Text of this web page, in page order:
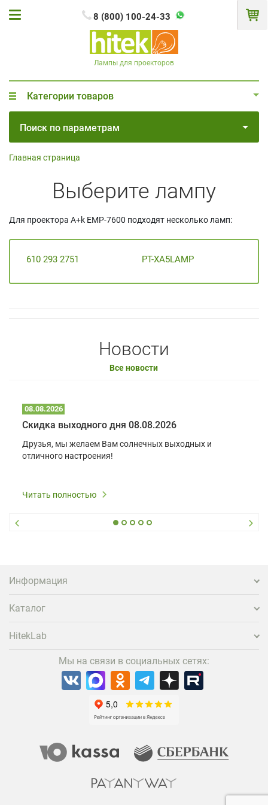
8 (800) 100-24-33
Лампы для проекторов
Категории товаров
Поиск по параметрам
Главная страница
Выберите лампу
Для проектора A+k EMP-7600 подходят несколько ламп:
610 293 2751 PT-XA5LAMP
Новости
Все новости
08.08.2026
Скидка выходного дня 08.08.2026
Друзья, мы желаем Вам солнечных выходных и
отличного настроения!
Читать полностью
Информация
Каталог
HitekLab
Мы на связи в социальных сетях: